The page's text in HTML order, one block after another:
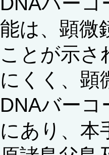
能は、顕微
ことが示さ
にくく、顕
DNAバー
にあり、本